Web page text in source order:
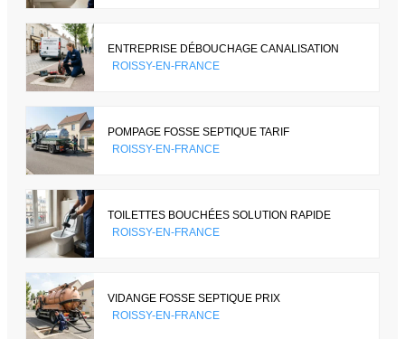
ENTREPRISE DÉBOUCHAGE CANALISATION
ROISSY-EN-FRANCE
POMPAGE FOSSE SEPTIQUE TARIF
ROISSY-EN-FRANCE
TOILETTES BOUCHÉES SOLUTION RAPIDE
ROISSY-EN-FRANCE
VIDANGE FOSSE SEPTIQUE PRIX
ROISSY-EN-FRANCE